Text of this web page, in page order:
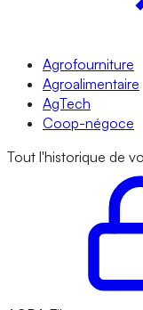
Agrofourniture
Agroalimentaire
AgTech
Coop-négoce
Tout l'historique de